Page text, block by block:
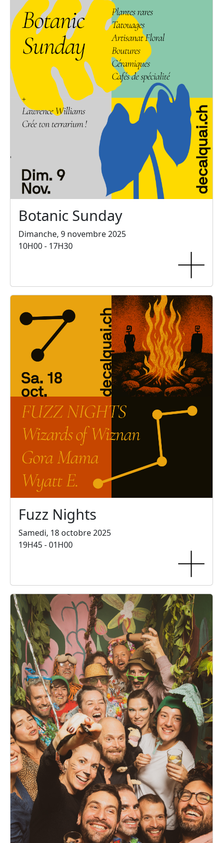
Botanic Sunday
Dimanche, 9 novembre 2025
10H00 - 17H30
Fuzz Nights
Samedi, 18 octobre 2025
19H45 - 01H00